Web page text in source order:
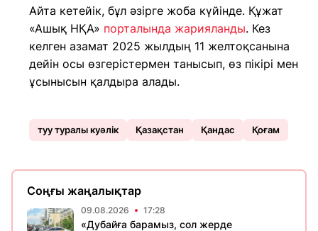
Айта кетейік, бұл әзірге жоба күйінде. Құжат
«Ашық НҚА» порталында жарияланды. Кез
келген азамат 2025 жылдың 11 желтоқсанына
дейін осы өзгерістермен танысып, өз пікірі мен
ұсынысын қалдыра алады.
туу туралы куәлік Қазақстан Қандас Қоғам
Соңғы жаңалықтар
09.08.2026 17:28
«Дубайға барамыз, сол жерде